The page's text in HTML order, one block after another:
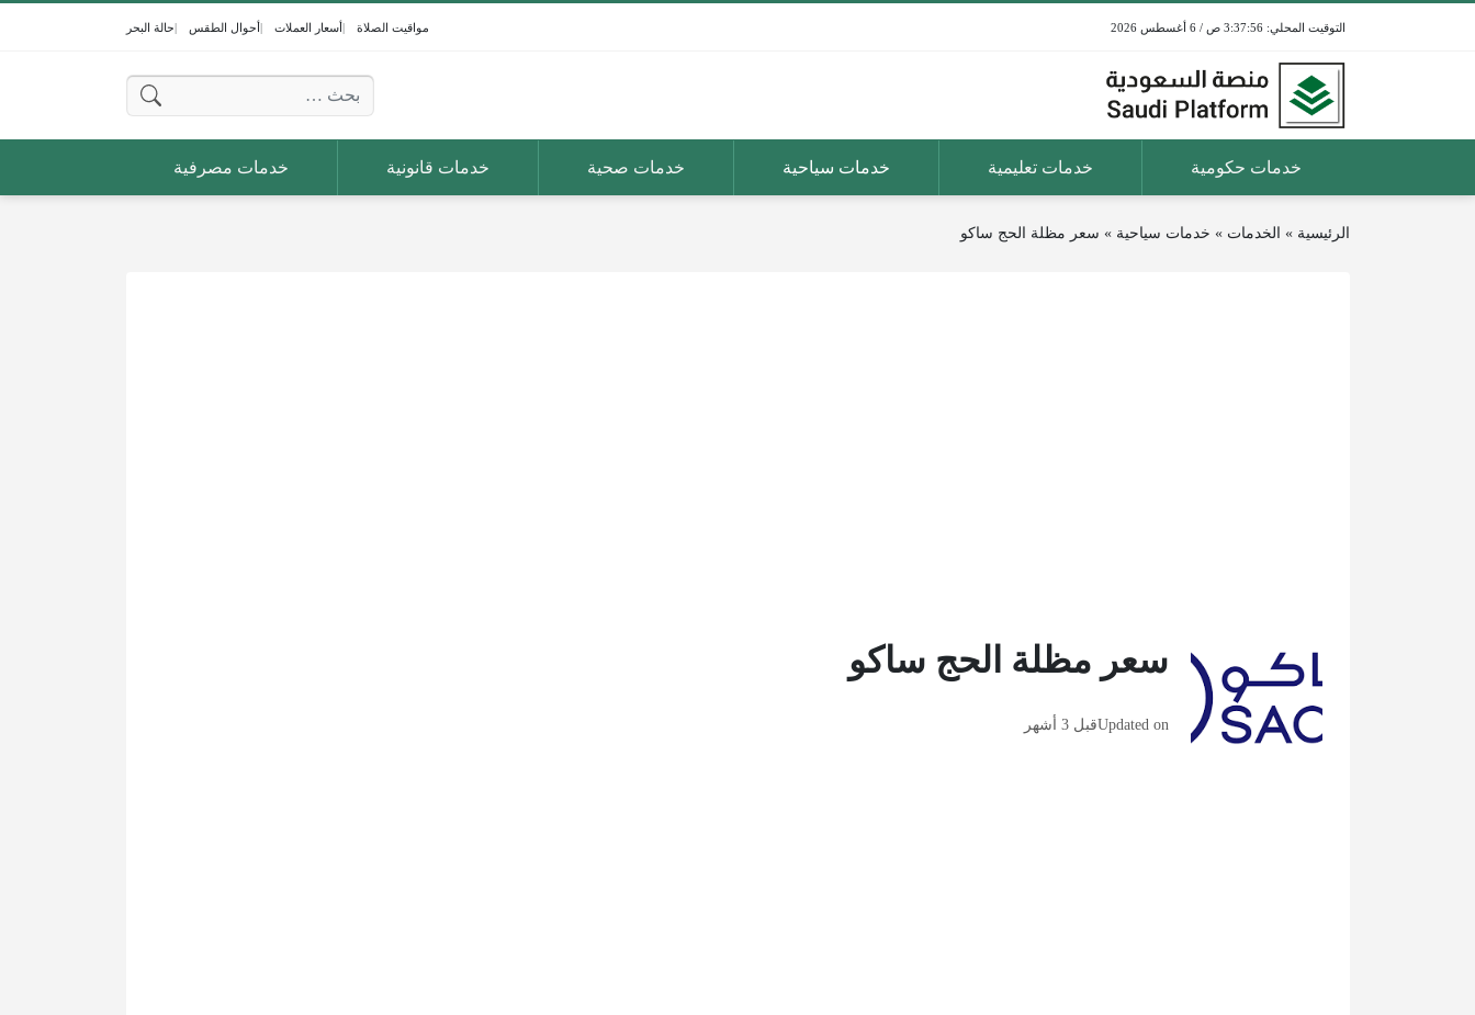
3:37:56 ص / 6 أغسطس 2026 مواقيت الصلاة أسعار العملات أحوال الطقس حالة البحر
البحث عن:
خدمات حكومية خدمات تعليمية خدمات سياحية خدمات صحية خدمات قانونية خدمات مصرفية
الرئيسية » الخدمات » خدمات سياحية » سعر مظلة الحج ساكو
سعر مظلة الحج ساكو
Updated onقبل 3 أشهر